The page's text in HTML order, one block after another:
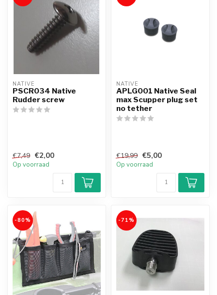
NATIVE
PSCR034 Native
Rudder screw
€7,49 €2,00
Op voorraad
NATIVE
APLG001 Native Seal
max Scupper plug set
no tether
€19,99 €5,00
Op voorraad
-80% -71%